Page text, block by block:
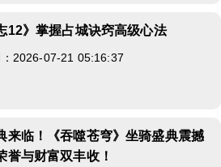
12》掌握占城诀窍高级心法
：2026-07-21 05:16:37
来临！《吞噬苍穹》坐骑盛典震撼
誉与财富双丰收！